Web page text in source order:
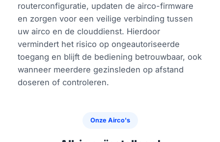
routerconfiguratie, updaten de airco-firmware
en zorgen voor een veilige verbinding tussen
uw airco en de clouddienst. Hierdoor
vermindert het risico op ongeautoriseerde
toegang en blijft de bediening betrouwbaar, ook
wanneer meerdere gezinsleden op afstand
doseren of controleren.
Onze Airco's